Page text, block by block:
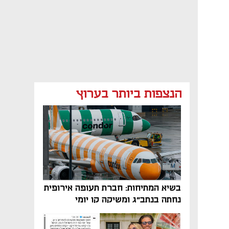
הנצפות ביותר בערוץ
בשיא המתיחות: חברת תעופה אירופית
נחתה בנתב"ג ומשיקה קו יומי